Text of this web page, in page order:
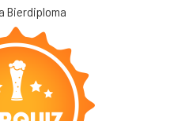
Bierdiploma